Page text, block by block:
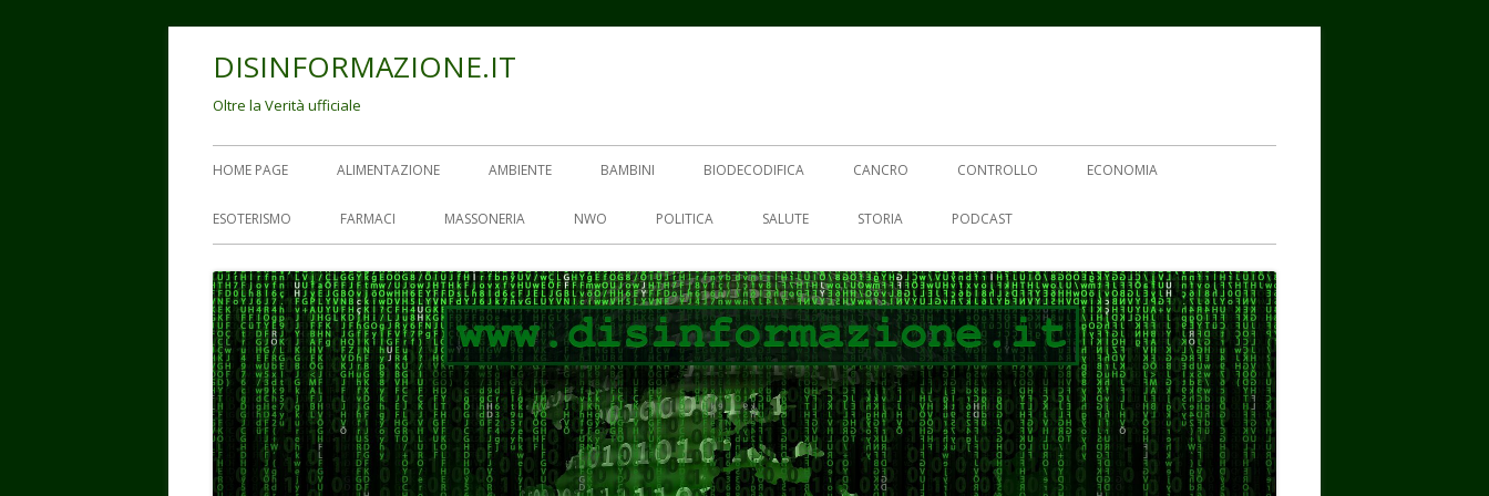
DISINFORMAZIONE.IT
Oltre la Verità ufficiale
Menu
principale
HOME PAGE ALIMENTAZIONE AMBIENTE BAMBINI BIODECODIFICA CANCRO CONTROLLO ECONOMIA
ESOTERISMO FARMACI MASSONERIA NWO POLITICA SALUTE STORIA PODCAST